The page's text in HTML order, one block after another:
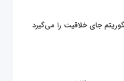
جای خلاقیت را می‌گیرد